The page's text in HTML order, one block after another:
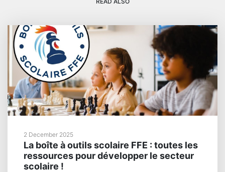
2 December 2025
La boîte à outils scolaire FFE : toutes les
ressources pour développer le secteur
scolaire !